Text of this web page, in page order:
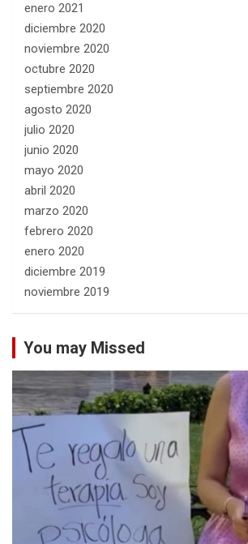
enero 2021
diciembre 2020
noviembre 2020
octubre 2020
septiembre 2020
agosto 2020
julio 2020
junio 2020
mayo 2020
abril 2020
marzo 2020
febrero 2020
enero 2020
diciembre 2019
noviembre 2019
You may Missed